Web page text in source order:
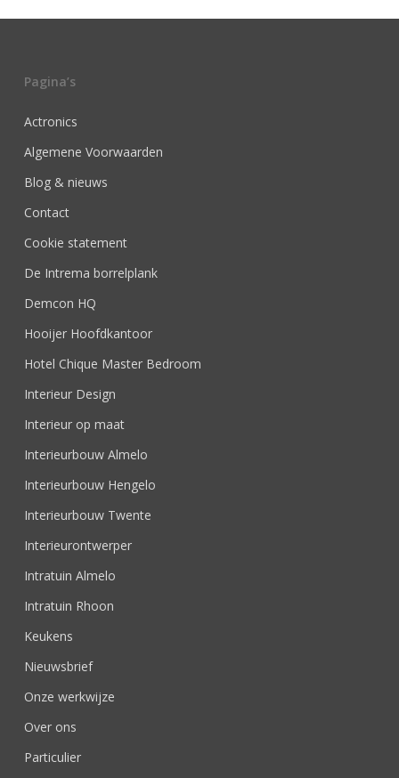
Pagina’s
Actronics
Algemene Voorwaarden
Blog & nieuws
Contact
Cookie statement
De Intrema borrelplank
Demcon HQ
Hooijer Hoofdkantoor
Hotel Chique Master Bedroom
Interieur Design
Interieur op maat
Interieurbouw Almelo
Interieurbouw Hengelo
Interieurbouw Twente
Interieurontwerper
Intratuin Almelo
Intratuin Rhoon
Keukens
Nieuwsbrief
Onze werkwijze
Over ons
Particulier